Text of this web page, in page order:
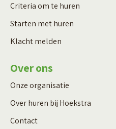
Criteria om te huren
Starten met huren
Klacht melden
Over ons
Onze organisatie
Over huren bij Hoekstra
Contact